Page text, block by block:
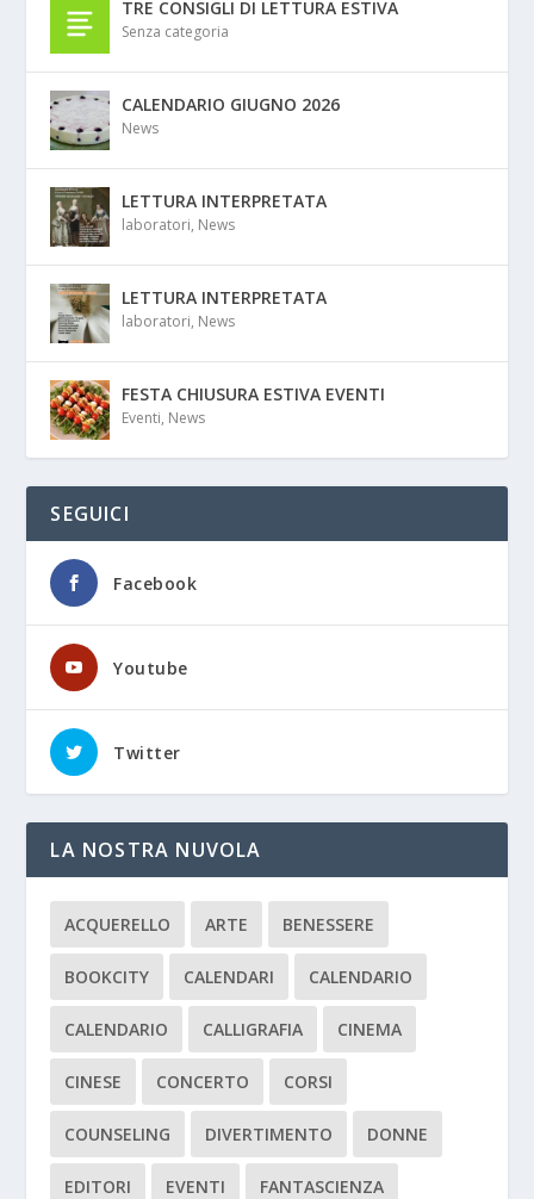
TRE CONSIGLI DI LETTURA ESTIVA
Senza categoria
CALENDARIO GIUGNO 2026
News
LETTURA INTERPRETATA
laboratori, News
LETTURA INTERPRETATA
laboratori, News
FESTA CHIUSURA ESTIVA EVENTI
Eventi, News
SEGUICI
Facebook
Youtube
Twitter
LA NOSTRA NUVOLA
ACQUERELLO ARTE BENESSERE
BOOKCITY CALENDARI CALENDARIO
CALENDARIO CALLIGRAFIA CINEMA
CINESE CONCERTO CORSI
COUNSELING DIVERTIMENTO DONNE
EDITORI EVENTI FANTASCIENZA